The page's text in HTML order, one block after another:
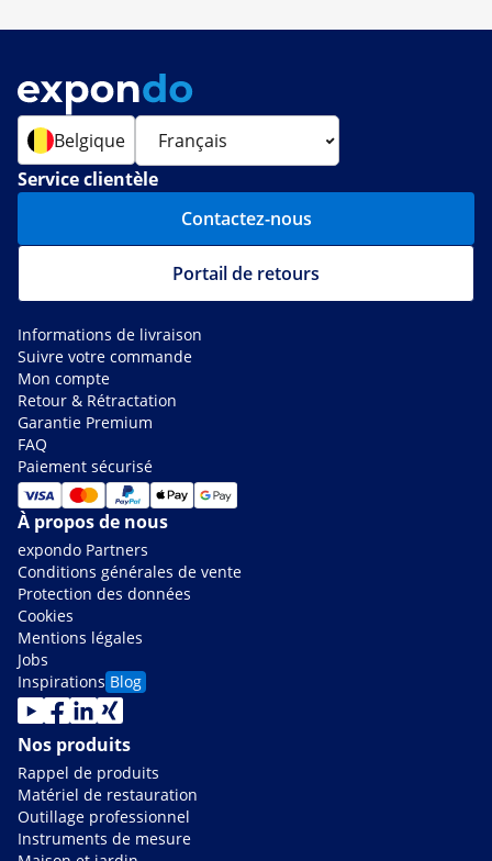
Belgique
Service clientèle
Contactez-nous
Portail de retours
Informations de livraison
Suivre votre commande
Mon compte
Retour & Rétractation
Garantie Premium
FAQ
Paiement sécurisé
À propos de nous
expondo Partners
Conditions générales de vente
Protection des données
Cookies
Mentions légales
Jobs
Inspirations Blog
Nos produits
Rappel de produits
Matériel de restauration
Outillage professionnel
Instruments de mesure